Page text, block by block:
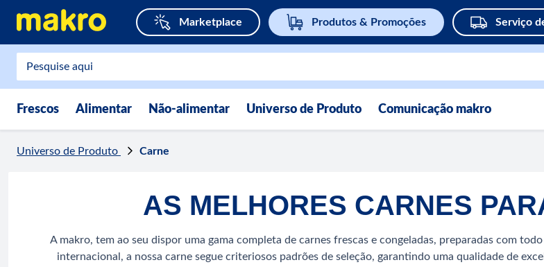
Marketplace Produtos & Promoções Serviço
Frescos Alimentar Não-alimentar Universo de Produto Comunicação makro
Universo de Produto Carne
AS MELHORES CARNES
A makro, tem ao seu dispor uma gama completa de carnes frescas e congeladas, preparadas com
internacional, a nossa carne segue criteriosos padrões de seleção, garantindo uma qualidade de